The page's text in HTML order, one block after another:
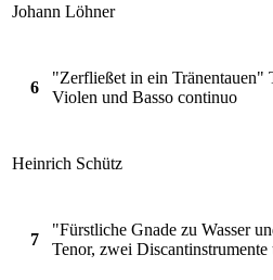
Johann Löhner
6
"Zerfließet in ein Tränentauen"
Violen und Basso continuo
Heinrich Schütz
7
"Fürstliche Gnade zu Wasser
Tenor, zwei